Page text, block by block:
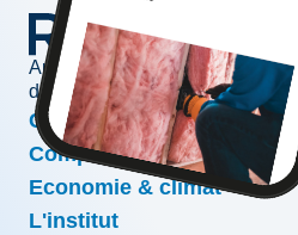
Au service de l'information
développement des entreprises
Conjoncture & prévisions
Compétitivité & croissance
Economie & climat
L'institut